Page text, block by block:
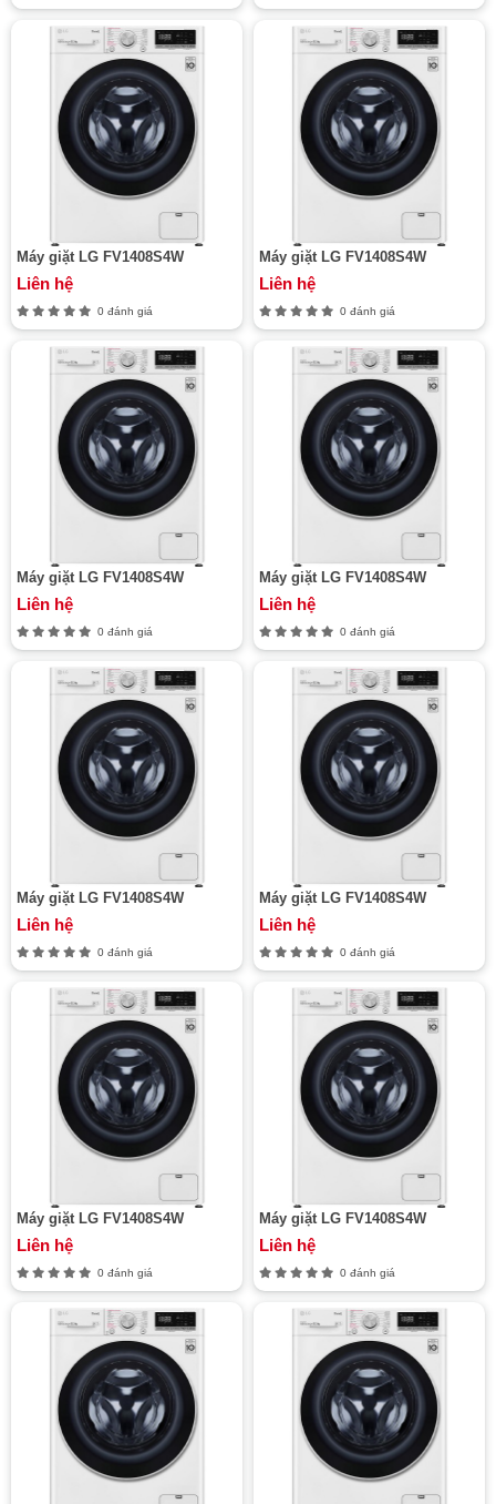
Máy giặt LG FV1408S4W
Liên hệ
0 đánh giá
Máy giặt LG FV1408S4W
Liên hệ
0 đánh giá
Máy giặt LG FV1408S4W
Liên hệ
0 đánh giá
Máy giặt LG FV1408S4W
Liên hệ
0 đánh giá
Máy giặt LG FV1408S4W
Liên hệ
0 đánh giá
Máy giặt LG FV1408S4W
Liên hệ
0 đánh giá
Máy giặt LG FV1408S4W
Liên hệ
0 đánh giá
Máy giặt LG FV1408S4W
Liên hệ
0 đánh giá